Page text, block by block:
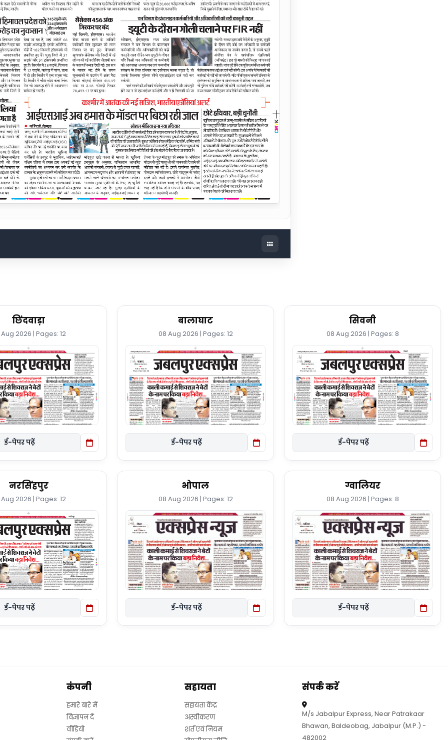
छिंदवाड़ा
2026 | Pages: 12
ई-पेपर पढ़ें
बालाघाट
08 Aug 2026 | Pages: 12
ई-पेपर पढ़ें
सिवनी
08 Aug 2026 | Pages: 8
ई-पेपर पढ़ें
नरसिंहपुर
2026 | Pages: 12
ई-पेपर पढ़ें
भोपाल
08 Aug 2026 | Pages: 12
ई-पेपर पढ़ें
ग्वालियर
08 Aug 2026 | Pages: 8
ई-पेपर पढ़ें
कंपनी
हमारे बारे में
विज्ञापन दें
वीडियो
सहायता
सहायता केंद्र
अस्वीकरण
शर्त एवं नियम
संपर्क करें
M/s Jabalpur Express, Near Patrakaar
Bhawan, Baldeobag, Jabalpur (M.P.) -
482002